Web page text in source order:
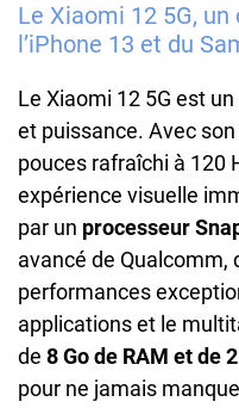
Le Xiaomi 12 5G,
l’iPhone 13 et du
Le Xiaomi 12 5G est
et puissance. Avec son
pouces rafraîchi à 120
expérience visuelle
par un processeur
avancé de Qualcomm,
performances
applications et le
de 8 Go de RAM et de
pour ne jamais